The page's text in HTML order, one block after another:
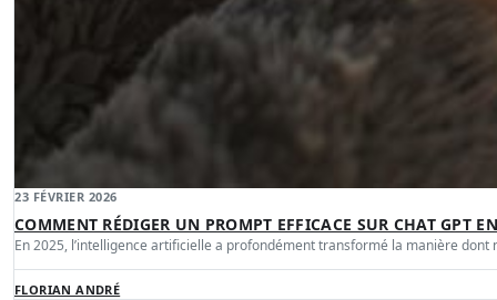
23 FÉVRIER 2026
COMMENT RÉDIGER UN PROMPT EFFICACE SUR CHAT GPT
En 2025, l’intelligence artificielle a profondément transformé la manière dont
FLORIAN ANDRÉ